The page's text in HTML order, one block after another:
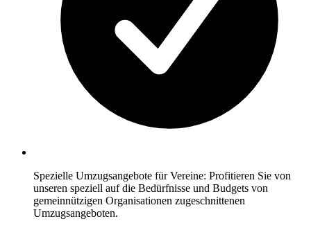
Spezielle Umzugsangebote für Vereine: Profitieren Sie von
unseren speziell auf die Bedürfnisse und Budgets von
gemeinnützigen Organisationen zugeschnittenen
Umzugsangeboten.